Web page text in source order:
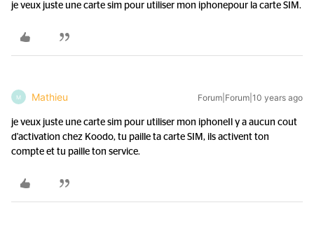
je veux juste une carte sim pour utiliser mon iphonepour la carte SIM.
M Mathieu Forum|Forum|10 years ago
je veux juste une carte sim pour utiliser mon iphone Il y a aucun cout
d'activation chez Koodo, tu paille ta carte SIM, ils activent ton
compte et tu paille ton service.